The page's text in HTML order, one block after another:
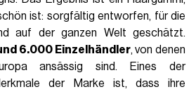
ist: sorgfältig entworfen, für die
auf der ganzen Welt geschätzt.
6.000 Einzelhändler, von denen
ansässig sind. Eines der
der Marke ist, dass ihre